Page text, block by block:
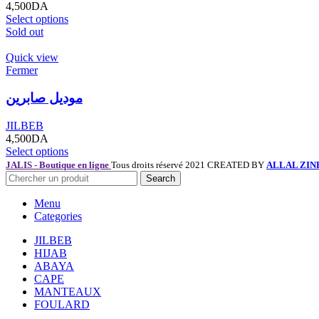
4,500DA
Select options
Sold out
Quick view
Fermer
موديل صابرين
JILBEB
4,500DA
Select options
JALIS - Boutique en ligne Tous droits réservé 2021 CREATED BY ALLAL
Search
Menu
Categories
JILBEB
HIJAB
ABAYA
CAPE
MANTEAUX
FOULARD